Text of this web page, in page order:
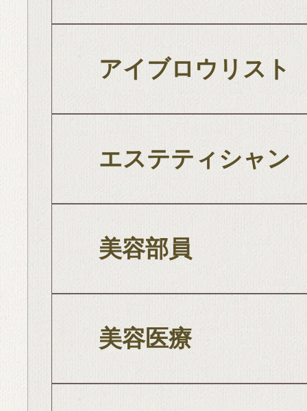
アイブロウリスト
エステティシャン
美容部員
美容医療